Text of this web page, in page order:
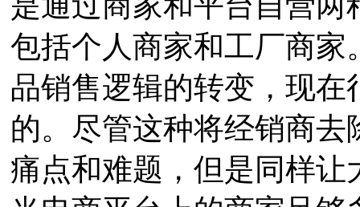
包括个人商家和工厂商
品销售逻辑的转变，现
的。尽管这种将经销商
痛点和难题，但是同样